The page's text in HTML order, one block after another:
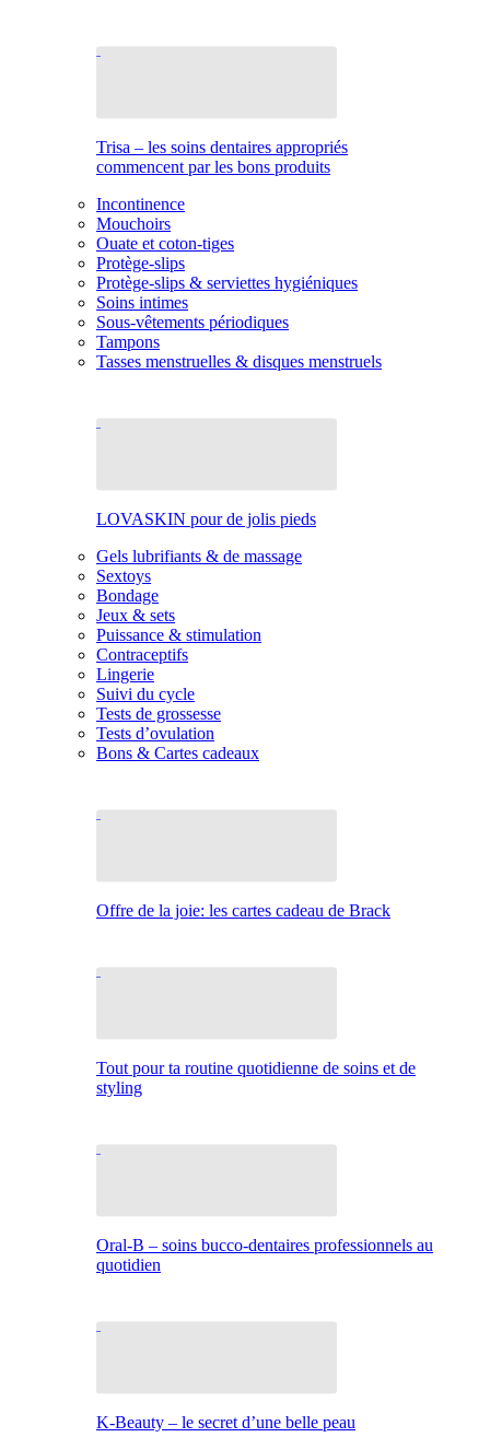
Trisa – les soins dentaires appropriés
commencent par les bons produits
Incontinence
Mouchoirs
Ouate et coton-tiges
Protège-slips
Protège-slips & serviettes hygiéniques
Soins intimes
Sous-vêtements périodiques
Tampons
Tasses menstruelles & disques menstruels
LOVASKIN pour de jolis pieds
Gels lubrifiants & de massage
Sextoys
Bondage
Jeux & sets
Puissance & stimulation
Contraceptifs
Lingerie
Suivi du cycle
Tests de grossesse
Tests d’ovulation
Bons & Cartes cadeaux
Offre de la joie: les cartes cadeau de Brack
Tout pour ta routine quotidienne de soins et de
styling
Oral-B – soins bucco-dentaires professionnels au
quotidien
K-Beauty – le secret d’une belle peau